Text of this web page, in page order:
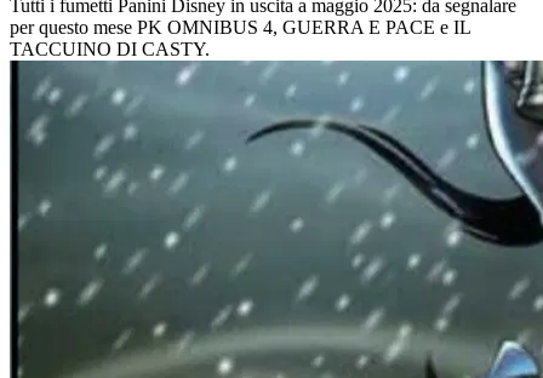
Tutti i fumetti Panini Disney in uscita a maggio 2025: da segnalare
per questo mese PK OMNIBUS 4, GUERRA E PACE e IL
TACCUINO DI CASTY.